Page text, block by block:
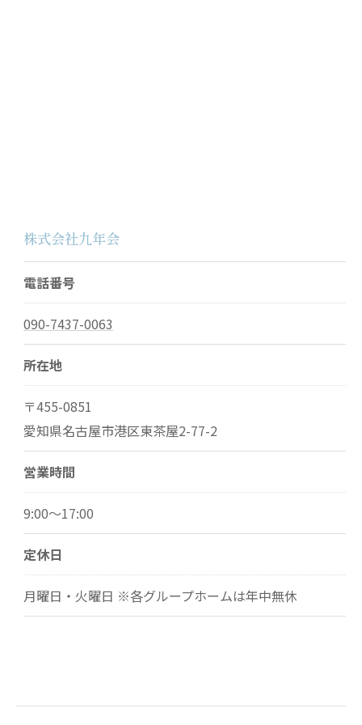
株式会社九年会
電話番号
090-7437-0063
所在地
〒455-0851
愛知県名古屋市港区東茶屋2-77-2
営業時間
9:00～17:00
定休日
月曜日・火曜日 ※各グループホームは年中無休